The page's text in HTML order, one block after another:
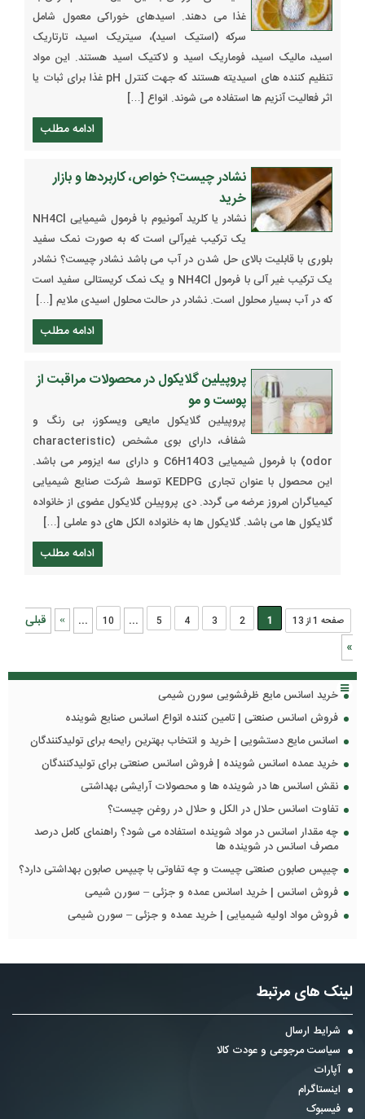
غذا می دهند. اسیدهای خوراکی معمول شامل
سرکه (استیک اسید)، سیتریک اسید، تارتاریک
اسید، مالیک اسید، فوماریک اسید و لاکتیک اسید هستند. این مواد
تنظیم کننده های اسیدیته هستند که جهت کنترل pH غذا برای ثبات یا
اثر فعالیت آنزیم ها استفاده می شوند. انواع […]
ادامه مطلب
نشادر چیست؟ خواص، کاربردها و بازار
خرید
نشادر یا کلرید آمونیوم با فرمول شیمیایی NH4Cl
یک ترکیب غیرآلی است که به صورت نمک سفید
بلوری با قابلیت بالای حل شدن در آب می باشد نشادر چیست؟ نشادر
یک ترکیب غیر آلی با فرمول NH4Cl و یک نمک کریستالی سفید است
که در آب بسیار محلول است. نشادر در حالت محلول اسیدی ملایم […]
ادامه مطلب
پروپیلین گلایکول در محصولات مراقبت از
پوست و مو
پروپیلین گلایکول مایعی ویسکوز، بی رنگ و
شفاف، دارای بوی مشخص (characteristic
odor) با فرمول شیمیایی C6H14O3 و دارای سه ایزومر می باشد.
این محصول با عنوان تجاری KEDPG توسط شرکت صنایع شیمیایی
کیمیاگران امروز عرضه می گردد. دی پروپیلن گلایکول عضوی از خانواده
گلایکول ها می باشد. گلایکول ها به خانواده الکل های دو عاملی […]
ادامه مطلب
صفحه 1 از 13 1
2
3
4
5
...
10
...
»
قبلی
»
خرید اسانس مایع ظرفشویی سورن شیمی
فروش اسانس صنعتی | تامین کننده انواع اسانس صنایع شوینده
اسانس مایع دستشویی | خرید و انتخاب بهترین رایحه برای تولیدکنندگان
خرید عمده اسانس شوینده | فروش اسانس صنعتی برای تولیدکنندگان
نقش اسانس ها در شوینده ها و محصولات آرایشی بهداشتی
تفاوت اسانس حلال در الکل و حلال در روغن چیست؟
چه مقدار اسانس در مواد شوینده استفاده می شود؟ راهنمای کامل درصد
مصرف اسانس در شوینده ها
چیپس صابون صنعتی چیست و چه تفاوتی با چیپس صابون بهداشتی دارد؟
فروش اسانس | خرید اسانس عمده و جزئی – سورن شیمی
فروش مواد اولیه شیمیایی | خرید عمده و جزئی – سورن شیمی
لینک های مرتبط
شرایط ارسال
سیاست مرجوعی و عودت کالا
آپارات
اینستاگرام
فیسبوک